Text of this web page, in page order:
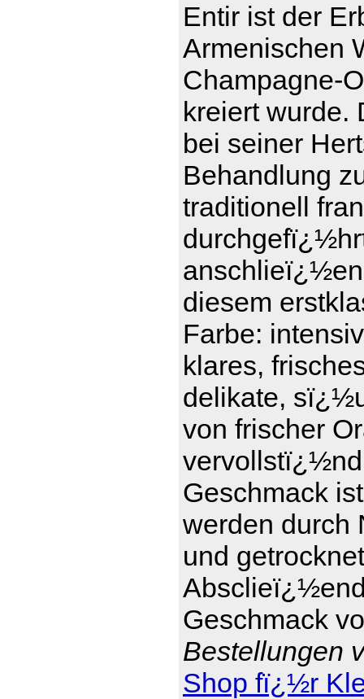
Entir ist der
Armenischen
Champagne-
kreiert wurde.
bei seiner
Behandlung
traditionell
diesem
Farbe:
klares,
delikate,
von frischer
Geschmack
werden durch
und
Geschmack
Bestellungen
Shop fï¿½r